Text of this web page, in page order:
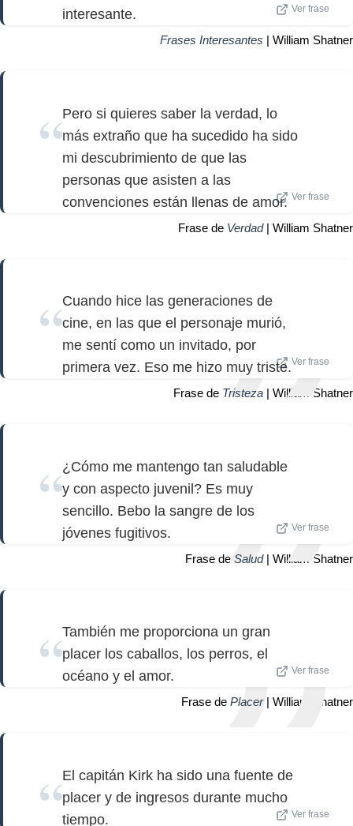
interesante.
Ver frase
Frases Interesantes | William Shatner
Pero si quieres saber la verdad, lo
más extraño que ha sucedido ha sido
mi descubrimiento de que las
personas que asisten a las
convenciones están llenas de amor. Ver frase
Frase de Verdad| William Shatner
Cuando hice las generaciones de
cine, en las que el personaje murió,
me sentí como un invitado, por
primera vez. Eso me hizo muy triste.Ver frase
Frase de Tristeza | William Shatner
¿Cómo me mantengo tan saludable
y con aspecto juvenil? Es muy
sencillo. Bebo la sangre de los
jóvenes fugitivos.
Ver frase
Frase de Salud| William Shatner
También me proporciona un gran
placer los caballos, los perros, el
océano y el amor.
Ver frase
Frase de Placer| William Shatner
El capitán Kirk ha sido una fuente de
placer y de ingresos durante mucho
tiempo.
Ver frase